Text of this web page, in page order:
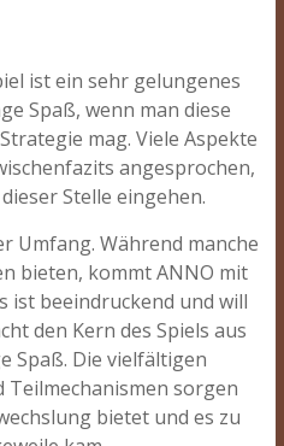
ist ein sehr gelungenes
Spaß, wenn man diese
mag. Viele Aspekte
angesprochen,
Stelle eingehen.
Umfang. Während manche
bieten, kommt ANNO mit
ist beeindruckend und will
den Kern des Spiels aus
Spaß. Die vielfältigen
sorgen
bietet und es zu